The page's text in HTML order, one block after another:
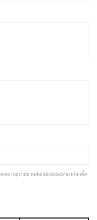
ริง กรุณาตรวจสอบสเปคและราคาก่อนซื้อ